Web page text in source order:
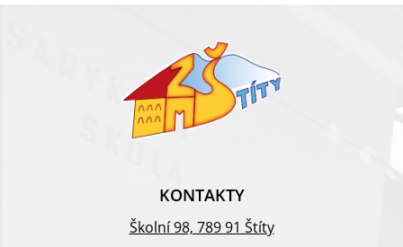
KONTAKTY
Školní 98, 789 91 Štíty